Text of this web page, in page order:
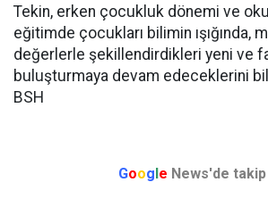
Tekin, erken çocukluk dönemi ve
eğitimde çocukları bilimin ışığında,
değerlerle şekillendirdikleri yeni ve
buluşturmaya devam edeceklerini
BSH
Google News'de